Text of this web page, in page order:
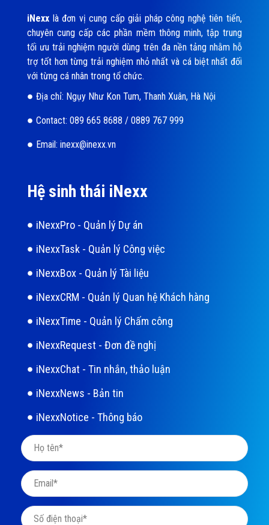
iNexx là đơn vị cung cấp giải pháp công nghệ tiên tiến,
chuyên cung cấp các phần mềm thông minh, tập trung
tối ưu trải nghiệm người dùng trên đa nền tảng nhằm hỗ
trợ tốt hơn từng trải nghiệm nhỏ nhất và cá biệt nhất đối
với từng cá nhân trong tổ chức.
Địa chỉ: Ngụy Như Kon Tum, Thanh Xuân, Hà Nội
Contact: 089 665 8688 / 0889 767 999
Email: inexx@inexx.vn
Hệ sinh thái iNexx
iNexxPro - Quản lý Dự án
iNexxTask - Quản lý Công việc
iNexxBox - Quản lý Tài liệu
iNexxCRM - Quản lý Quan hệ Khách hàng
iNexxTime - Quản lý Chấm công
iNexxRequest - Đơn đề nghị
iNexxChat - Tin nhắn, thảo luận
iNexxNews - Bản tin
iNexxNotice - Thông báo